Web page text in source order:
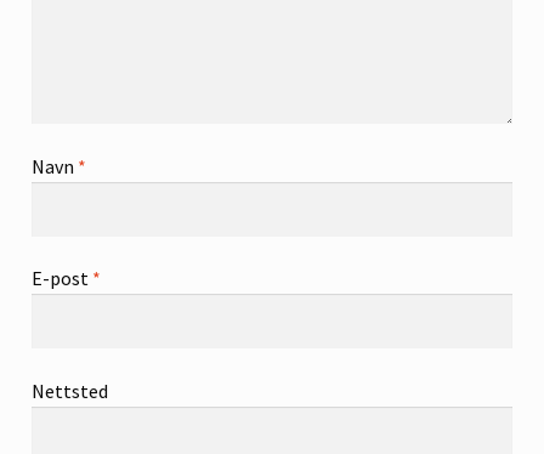
Navn *
E-post *
Nettsted